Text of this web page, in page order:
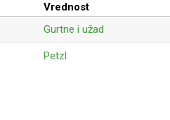
Vrednost
Gurtne i užad
Petzl